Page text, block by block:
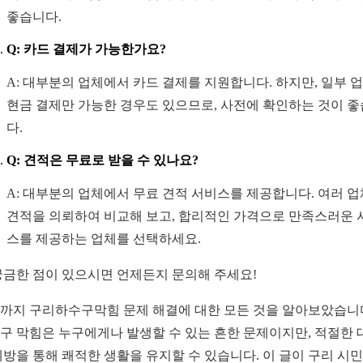
좋습니다.
Q: 카드 결제가 가능한가요?
A: 대부분의 업체에서 카드 결제를 지원합니다. 하지만, 일부
현금 결제만 가능한 경우도 있으므로, 사전에 확인하는 것이 좋
다.
Q: 견적은 무료로 받을 수 있나요?
A: 대부분의 업체에서 무료 견적 서비스를 제공합니다. 여러 업
견적을 의뢰하여 비교해 보고, 합리적인 가격으로 만족스러운
스를 제공하는 업체를 선택하세요.
금한 점이 있으시면 언제든지 문의해 주세요!
지 구리하수구막힘 문제 해결에 대한 모든 것을 알아보았습니
막힘은 누구에게나 발생할 수 있는 흔한 문제이지만, 적절한
방을 통해 쾌적한 생활을 유지할 수 있습니다. 이 글이 구리 시